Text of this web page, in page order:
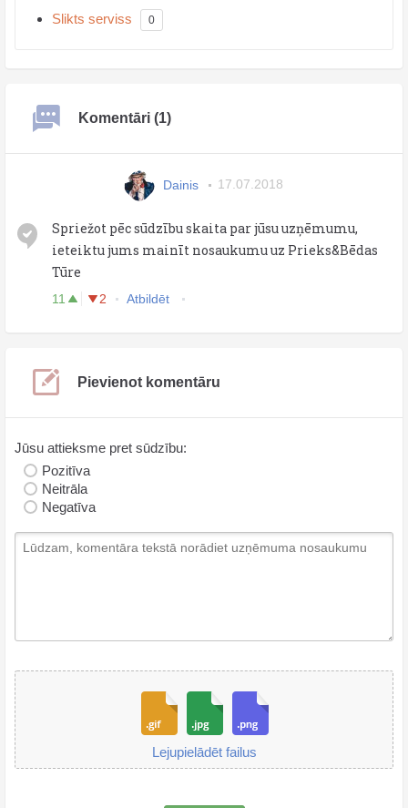
Slikts serviss 0
Komentāri (1)
Dainis 17.07.2018
Spriežot pēc sūdzību skaita par jūsu uzņēmumu,
ieteiktu jums mainīt nosaukumu uz Prieks&Bēdas
Tūre
11 2 Atbildēt
Pievienot komentāru
Jūsu attieksme pret sūdzību:
Pozitīva
Neitrāla
Negatīva
Lejupielādēt failus